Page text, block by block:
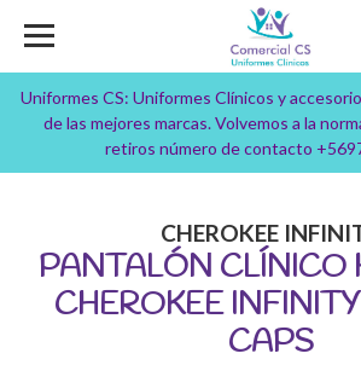
Uniformes CS: Uniformes Clínicos y
de las mejores marcas. Volvemos a la
retiros número de contacto
CHEROKEE
PANTALÓN CLÍNICO
CHEROKEE
CAPS